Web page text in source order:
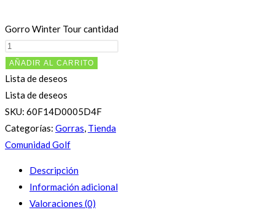
Gorro Winter Tour cantidad
AÑADIR AL CARRITO
Lista de deseos
Lista de deseos
SKU: 60F14D0005D4F
Categorías: Gorras, Tienda
Comunidad Golf
Descripción
Información adicional
Valoraciones (0)